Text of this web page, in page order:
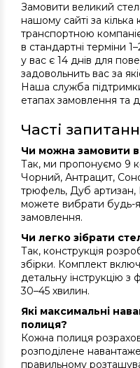
Замовити великий
нашому сайті за кілька
транспортною
в стандартні терміни
у вас є 14 днів для
задовольнить вас за
Наша служба
етапах замовлення та
Часті
Чи можна замовити
Так, ми пропонуємо 9
Чорний, Антрацит,
трюфель, Дуб артизан,
можете вибрати будь-
замовлення.
Чи легко зібрати
Так, конструкція
збірки. Комплект
детальну інструкцію з
30–45 хвилин.
Які максимальні
полиця?
Кожна полиця
розподілене
правильному